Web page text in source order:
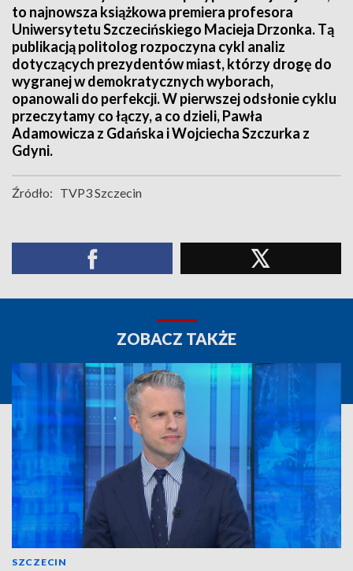
to najnowsza książkowa premiera profesora
Uniwersytetu Szczecińskiego Macieja Drzonka. Tą
publikacją politolog rozpoczyna cykl analiz
dotyczących prezydentów miast, którzy drogę do
wygranej w demokratycznych wyborach,
opanowali do perfekcji. W pierwszej odsłonie cyklu
przeczytamy co łączy, a co dzieli, Pawła
Adamowicza z Gdańska i Wojciecha Szczurka z
Gdyni.
Źródło: TVP3 Szczecin
ZOBACZ TAKŻE
SZCZECIN